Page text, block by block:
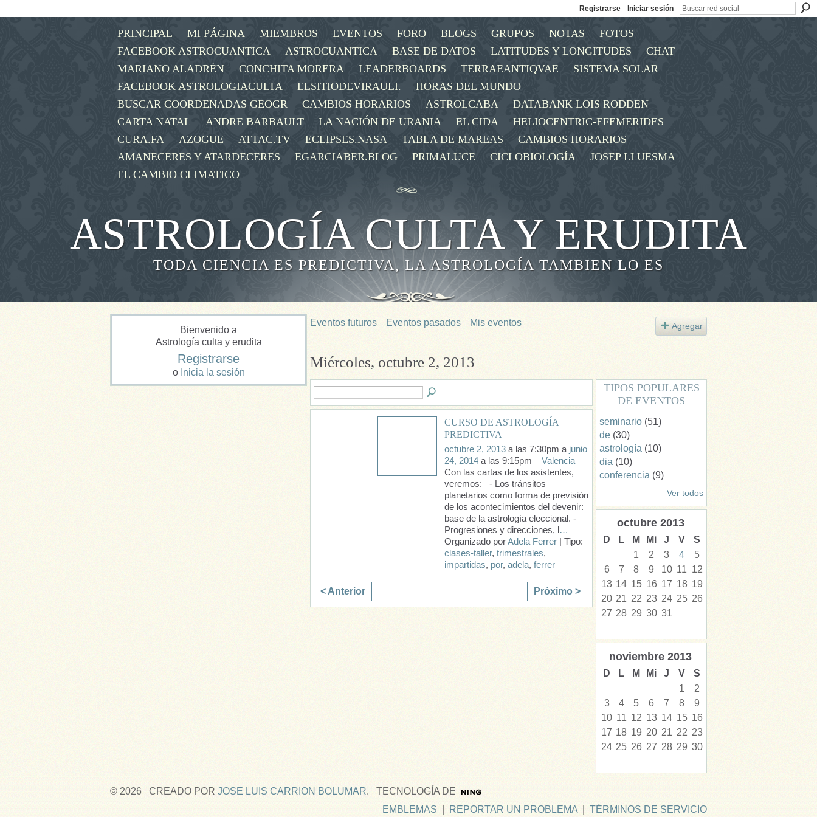
Registrarse Iniciar sesión
PRINCIPAL MI PÁGINA MIEMBROS EVENTOS FORO BLOGS GRUPOS NOTAS
FOTOS
FACEBOOK ASTROCUANTICA
ASTROCUANTICA BASE DE DATOS LATITUDES Y LONGITUDES
CHAT
MARIANO ALADRÉN
CONCHITA MORERA LEADERBOARDS TERRAEANTIQVAE
SISTEMA SOLAR
FACEBOOK ASTROLOGIACULTA
ELSITIODEVIRAULI.
HORAS DEL MUNDO
BUSCAR COORDENADAS GEOGR
CAMBIOS HORARIOS ASTROLCABA
DATABANK LOIS RODDEN
CARTA NATAL
ANDRE BARBAULT LA NACIÓN DE URANIA EL CIDA
HELIOCENTRIC-EFEMERIDES
CURA.FA
AZOGUE ATTAC.TV ECLIPSES.NASA TABLA DE MAREAS
CAMBIOS HORARIOS
AMANECERES Y ATARDECERES
EGARCIABER.BLOG PRIMALUCE CICLOBIOLOGÍA
JOSEP LLUESMA
EL CAMBIO CLIMATICO
ASTROLOGÍA CULTA Y ERUDITA
TODA CIENCIA ES PREDICTIVA, LA ASTROLOGÍA TAMBIEN LO ES
Bienvenido a
Astrología culta y erudita
Registrarse
o Inicia la sesión
Eventos futuros Eventos pasados Mis eventos Agregar
Miércoles, octubre 2, 2013
CURSO DE ASTROLOGÍA
PREDICTIVA
octubre 2, 2013 a las 7:30pm a junio
24, 2014 a las 9:15pm –Valencia
Con las cartas de los asistentes,
veremos: - Los tránsitos
planetarios como forma de previsión
de los acontecimientos del devenir:
base de la astrología eleccional. -
Progresiones y direcciones, l
…
Organizado porAdela Ferrer | Tipo:
clases-taller, trimestrales,
impartidas, por, adela, ferrer
< Anterior Próximo >
TIPOS POPULARES
DE EVENTOS
seminario (51)
de (30)
astrología (10)
dia (10)
conferencia (9)
Ver todos
octubre 2013
D L M Mi J V
S
1
2 3 4
5
6
7 8 9 10 11 12
13 14 15 16 17 18 19
20 21 22 23 24 25 26
27 28 29 30 31
noviembre 2013
D L M Mi J V
S
1
2
3
4 5 6 7 8
9
10 11 12 13 14 15 16
17 18 19 20 21 22 23
24 25 26 27 28 29 30
© 2026 CREADO POR JOSE LUIS CARRION BOLUMAR. TECNOLOGÍA DE
EMBLEMAS
REPORTAR UN PROBLEMA| TÉRMINOS DE SERVICIO